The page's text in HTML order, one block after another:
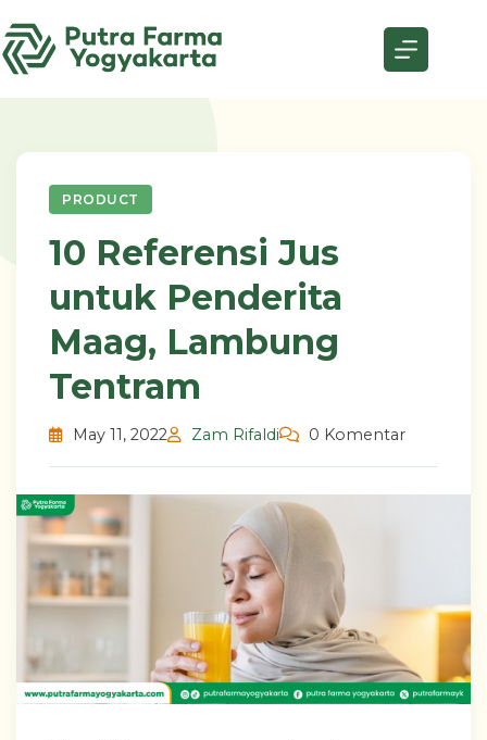
to
content
PRODUCT
10 Referensi Jus
untuk Penderita
Maag, Lambung
Tentram
May 11, 2022 Zam Rifaldi 0 Komentar